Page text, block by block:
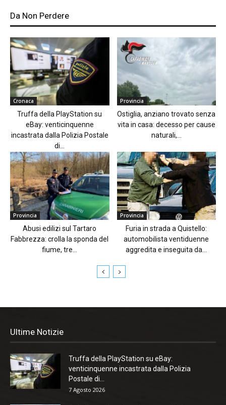
Da Non Perdere
Cronaca
Truffa della PlayStation su
eBay: venticinquenne
incastrata dalla Polizia Postale
di...
Provincia
Ostiglia, anziano trovato senza
vita in casa: decesso per cause
naturali,...
Provincia
Abusi edilizi sul Tartaro
Fabbrezza: crolla la sponda del
fiume, tre...
Provincia
Furia in strada a Quistello:
automobilista ventiduenne
aggredita e inseguita da...
Ultime Notizie
Truffa della PlayStation su eBay:
venticinquenne incastrata dalla Polizia
Postale di...
7 Agosto 2026